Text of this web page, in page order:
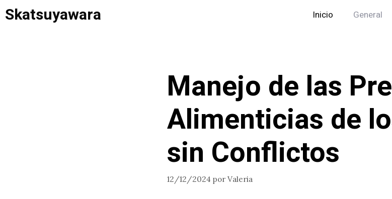
Saltar
Skatsuyawara Inicio General
Manejo de las
Alimenticias de
sin Conflictos
12/12/2024 por Valeria